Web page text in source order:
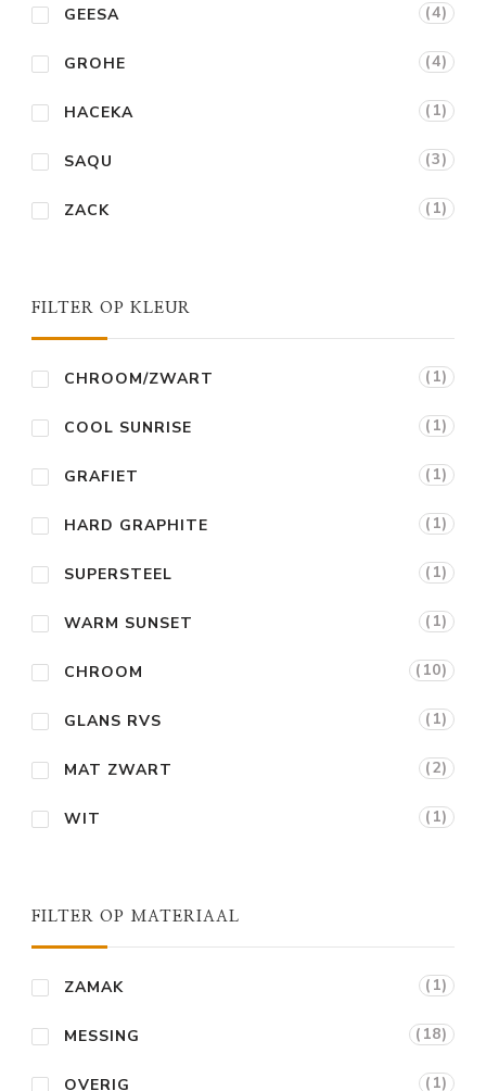
GEESA (4)
GROHE (4)
HACEKA (1)
SAQU (3)
ZACK (1)
FILTER OP KLEUR
CHROOM/ZWART (1)
COOL SUNRISE (1)
GRAFIET (1)
HARD GRAPHITE (1)
SUPERSTEEL (1)
WARM SUNSET (1)
CHROOM (10)
GLANS RVS (1)
MAT ZWART (2)
WIT (1)
FILTER OP MATERIAAL
ZAMAK (1)
MESSING (18)
OVERIG (1)